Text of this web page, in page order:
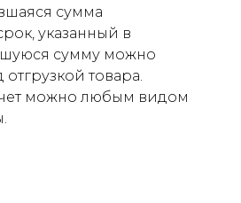
сумма
указанный в
сумму можно
товара.
можно любым видом